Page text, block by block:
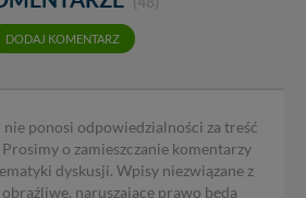
DODAJ KOMENTARZ
nie ponosi odpowiedzialności za treść
o zamieszczanie komentarzy
dyskusji. Wpisy niezwiązane z
naruszające prawo będą